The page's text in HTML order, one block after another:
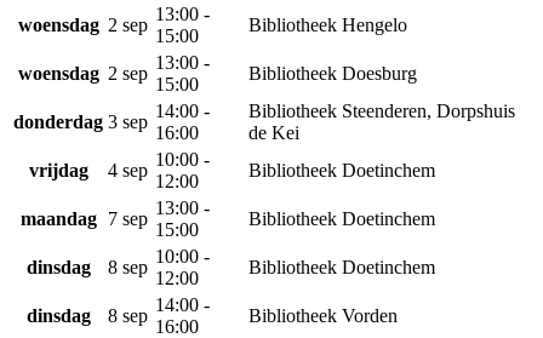
woensdag 2 sep
13:00 -
15:00
Bibliotheek Hengelo
woensdag 2 sep
13:00 -
15:00
Bibliotheek Doesburg
donderdag 3 sep
14:00 -
16:00
Bibliotheek Steenderen, Dorpshuis
de Kei
vrijdag
4 sep
10:00 -
12:00
Bibliotheek Doetinchem
maandag 7 sep
13:00 -
15:00
Bibliotheek Doetinchem
dinsdag 8 sep
10:00 -
12:00
Bibliotheek Doetinchem
dinsdag 8 sep
14:00 -
16:00
Bibliotheek Vorden